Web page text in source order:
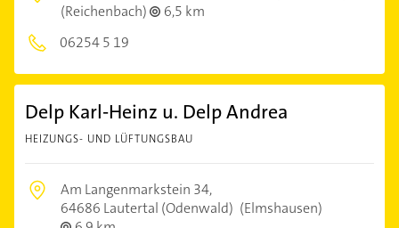
(Reichenbach)
6,5 km
06254 5 19
Delp Karl-Heinz u. Delp Andrea
HEIZUNGS- UND LÜFTUNGSBAU
Am Langenmarkstein 34,
64686 Lautertal (Odenwald) (Elmshausen)